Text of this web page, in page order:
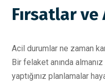
Fırsatlar
Acil durumlar ne zaman
Bir felaket anında
yaptığınız planlamalar